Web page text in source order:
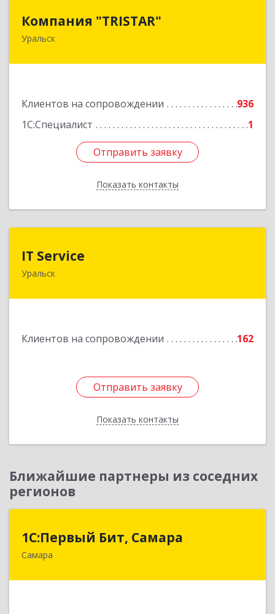
Компания "TRISTAR"
Уральск
Клиентов на сопровождении
936
1С:Специалист
1
Отправить заявку
Показать контакты
Казахстан, Уральск, пр.Н.Назарбаева, 215-418
Отправить заявку
Назад
IT Service
Уральск
Клиентов на сопровождении 162
Отправить заявку
Показать контакты
Казахстан , ЗКО , г.Уральск , ул.Кокчетавский
Отправить заявку
Назад
Ближайшие партнеры из соседних
регионов
1С:Первый Бит, Самара
Самара
1С:Первый Бит, Самара
443013, Самарская обл, Самара г, Дачная ул,